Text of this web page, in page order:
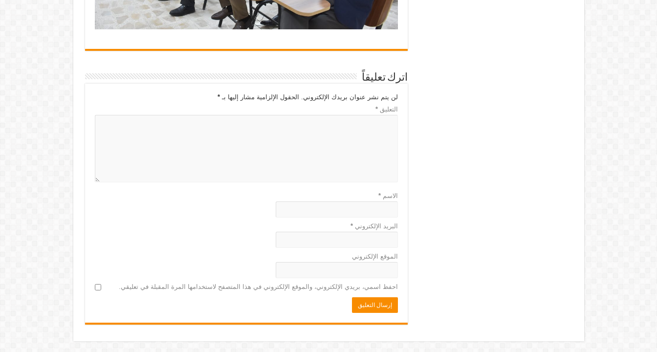
اترك تعليقاً
لن يتم نشر عنوان بريدك الإلكتروني. الحقول الإلزامية مشار إليها بـ*
التعليق*
الاسم*
البريد الإلكتروني*
الموقع الإلكتروني
احفظ اسمي، بريدي الإلكتروني، والموقع الإلكتروني في هذا المتصفح لاستخدامها المرة المقبلة في تعليقي.